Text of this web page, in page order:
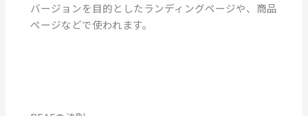
バージョンを目的としたランディングページや、商品
ページなどで使われます。